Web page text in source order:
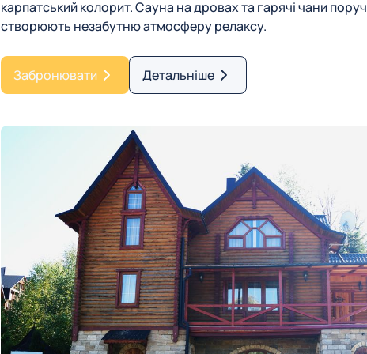
карпатський колорит. Сауна на дровах та гарячі чани поруч
створюють незабутню атмосферу релаксу.
Забронювати Детальніше